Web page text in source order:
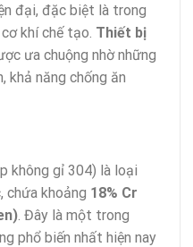
đại, đặc biệt là trong
khí chế tạo. Thiết bị
ưa chuộng nhờ những
năng chống ăn
không gỉ 304) là loại
khoảng 18% Cr
. Đây là một trong
phổ biến nhất hiện nay